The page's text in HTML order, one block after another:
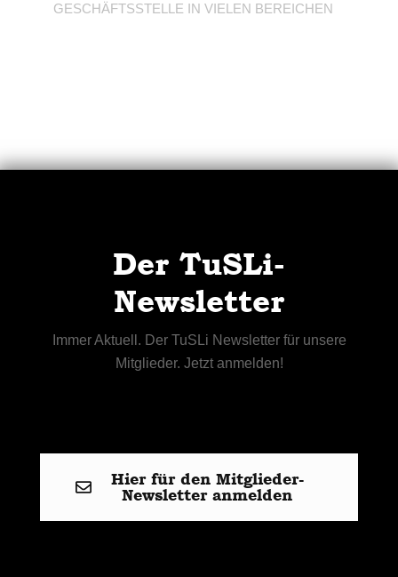
GESCHÄFTSSTELLE IN VIELEN BEREICHEN
Der TuSLi-
Newsletter
Immer Aktuell. Der TuSLi Newsletter für unsere
Mitglieder. Jetzt anmelden!
Hier für den Mitglieder-
Newsletter anmelden